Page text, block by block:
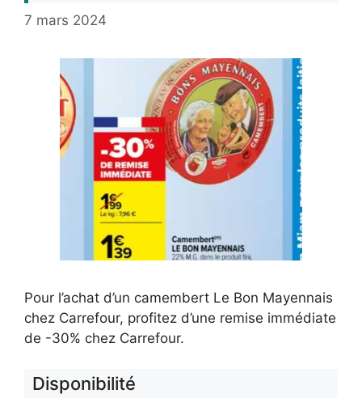
7 mars 2024
Pour l’achat d’un camembert Le Bon Mayennais
chez Carrefour, profitez d’une remise immédiate
de -30% chez Carrefour.
Disponibilité